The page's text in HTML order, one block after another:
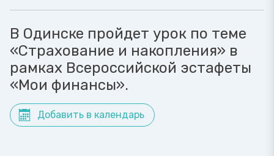
В Одинске пройдет урок по теме
«Страхование и накопления» в
рамках Всероссийской эстафеты
«Мои финансы».
Добавить в календарь